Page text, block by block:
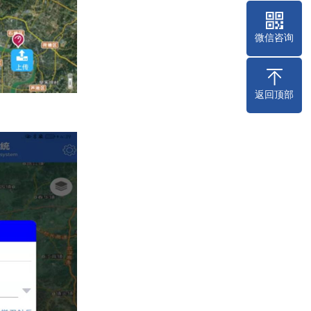
微信咨询
返回顶部